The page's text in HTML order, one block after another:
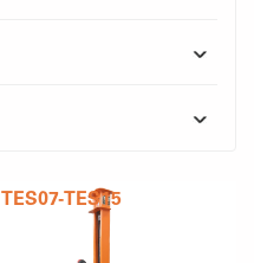
TES07-TES15